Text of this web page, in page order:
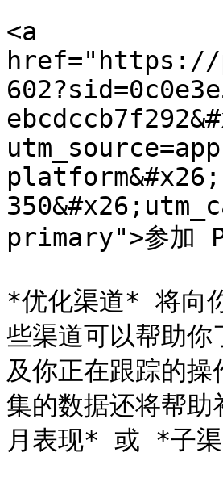
<a
href="https://
primary">参加
*优化渠道* 将向
些渠道可以帮助你
及你正在跟踪的
集的数据还将帮
月表现* 或 *子渠